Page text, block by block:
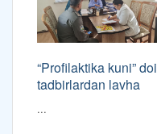
“Profilaktika kuni”
tadbirlardan lavha
...